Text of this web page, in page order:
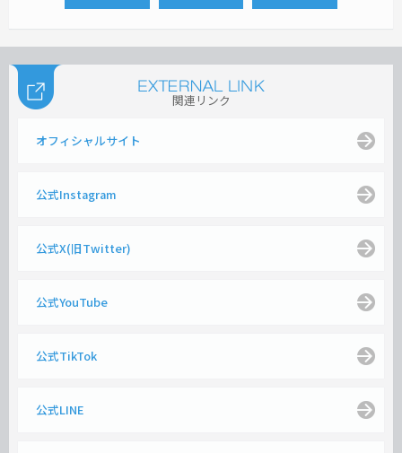
関連リンク
オフィシャルサイト
公式Instagram
公式X(旧Twitter)
公式YouTube
公式TikTok
公式LINE